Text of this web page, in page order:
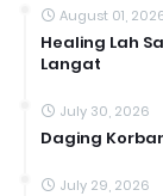
August 01,
Healing Lah
Langat
July 30, 2026
Daging
July 29, 2026